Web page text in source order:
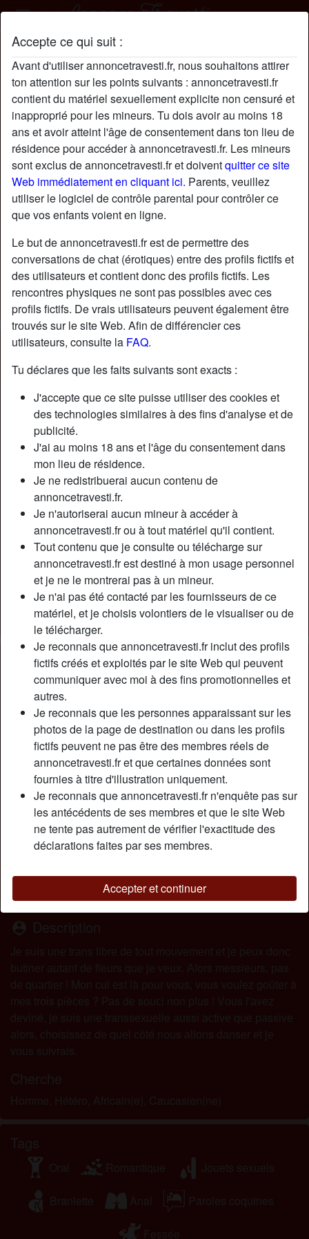
Accepte ce qui suit :
Avant d'utiliser annoncetravesti.fr, nous souhaitons attirer
ton attention sur les points suivants : annoncetravesti.fr
contient du matériel sexuellement explicite non censuré et
inapproprié pour les mineurs. Tu dois avoir au moins 18
ans et avoir atteint l'âge de consentement dans ton lieu de
résidence pour accéder à annoncetravesti.fr. Les mineurs
sont exclus de annoncetravesti.fr et doiventquitter ce site
Web immédiatement en cliquant ici. Parents, veuillez
utiliser le logiciel de contrôle parental pour contrôler ce
que vos enfants voient en ligne.
Le but de annoncetravesti.fr est de permettre des
conversations de chat (érotiques) entre des profils fictifs et
des utilisateurs et contient donc des profils fictifs. Les
rencontres physiques ne sont pas possibles avec ces
profils fictifs. De vrais utilisateurs peuvent également être
trouvés sur le site Web. Afin de différencier ces
utilisateurs, consulte la FAQ.
Tu déclares que les faits suivants sont exacts :
J'accepte que ce site puisse utiliser des cookies et
des technologies similaires à des fins d'analyse et de
publicité.
J'ai au moins 18 ans et l'âge du consentement dans
mon lieu de résidence.
Je ne redistribuerai aucun contenu de
annoncetravesti.fr.
Je n'autoriserai aucun mineur à accéder à
annoncetravesti.fr ou à tout matériel qu'il contient.
Tout contenu que je consulte ou télécharge sur
annoncetravesti.fr est destiné à mon usage personnel
et je ne le montrerai pas à un mineur.
Je n'ai pas été contacté par les fournisseurs de ce
matériel, et je choisis volontiers de le visualiser ou de
le télécharger.
Je reconnais que annoncetravesti.fr inclut des profils
fictifs créés et exploités par le site Web qui peuvent
communiquer avec moi à des fins promotionnelles et
autres.
Je reconnais que les personnes apparaissant sur les
photos de la page de destination ou dans les profils
fictifs peuvent ne pas être des membres réels de
annoncetravesti.fr et que certaines données sont
fournies à titre d'illustration uniquement.
Je reconnais que annoncetravesti.fr n'enquête pas sur
les antécédents de ses membres et que le site Web
ne tente pas autrement de vérifier l'exactitude des
déclarations faites par ses membres.
Accepter et continuer
AxelleDaph profil
radio_button_checked
starAjouter chatDiscuter !
Nickname:
AxelleDaph
Âge:
40
Pays:
Département:
Paris
Sexe:
Transexuelle
Sexualité:
Bisexuel(le)
Relation:
Célibataire
Couleur des cheveux:
Blonde
Couleur des yeux:
Brun
Taille:
175 cm
Poids:
65 Kg
Oui